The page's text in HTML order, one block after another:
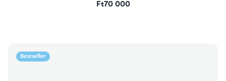
Ft70 000
Bestseller